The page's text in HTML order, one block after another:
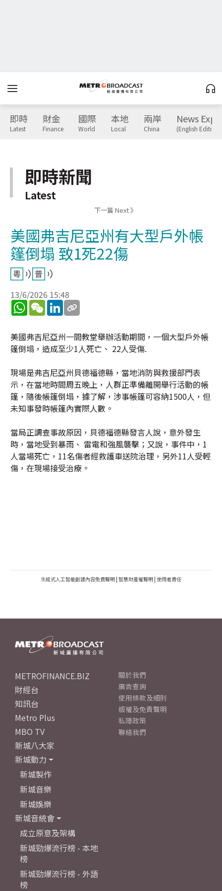
即時
Latest
財金
Finance
國際
World
本地
Local
兩岸
China
News
(English Edition)
即時新聞
Latest
下一篇 Next 》
美國弗吉尼亞州有大型戶外帳
篷倒塌 致1死22傷
13/6/2026 15:48
WhatsApp
WeChatLinkedIn
美國弗吉尼亞州一間教堂舉辦活動期間，一個大型戶外帳
篷倒塌，造成至少1人死亡、 22人受傷.
現場是弗吉尼亞州貝德福德縣，當地消防與救援部門表
示，在當地時間周五晚上，人群正準備離開舉行活動的帳
篷，隨後帳篷倒塌，據了解，涉事帳篷可容納1500人，但
未知事發時帳篷內實際人數。
當局正調查事故原因，貝德福德縣發言人說，意外發生
時，當地受到暴雨、 雷電和強風襲擊；又說，事件中，1
人當場死亡，11名傷者經救護車送院治理，另外11人受輕
傷，在現場接受治療。
生成式人工智能創建內容免責聲明 | 智慧財產權聲明 | 使用者責任
METROFINANCE.BIZ
財經台
知訊台
Metro Plus
MBO TV
新城八大家
新城動力
新城製作
新城音樂
新城娛樂
新城音統會
成立原意及架構
新城勁爆流行榜 - 本地
榜
新城勁爆流行榜 - 外語
榜
關於我們
廣告查詢
使用條款及細則
版權及免責聲明
私隱政策
聯絡我們